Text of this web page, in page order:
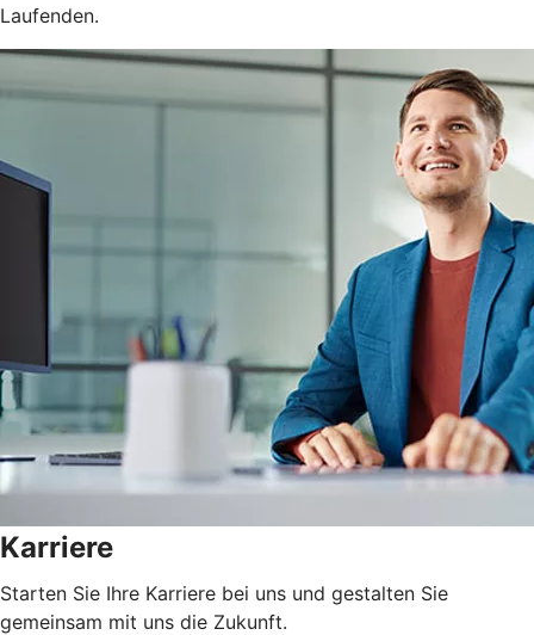
Laufenden.
Karriere
Starten Sie Ihre Karriere bei uns und gestalten Sie
gemeinsam mit uns die Zukunft.